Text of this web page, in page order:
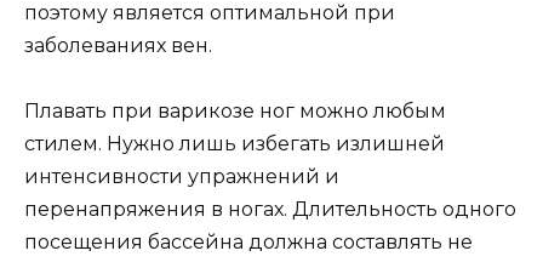
поэтому является оптимальной при
заболеваниях вен.
Плавать при варикозе ног можно любым
стилем. Нужно лишь избегать излишней
интенсивности упражнений и
перенапряжения в ногах. Длительность одного
посещения бассейна должна составлять не